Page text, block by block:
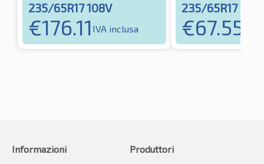
235/65R17 108V
€176.11 IVA inclusa
235/65R17
€67.55
Informazioni
Produttori